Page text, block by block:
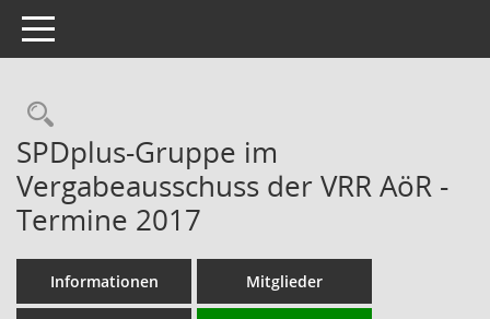
Toggle navigation
Rechercheauswahl
SPDplus-Gruppe im
Vergabeausschuss der VRR AöR -
Termine 2017
Informationen Mitglieder